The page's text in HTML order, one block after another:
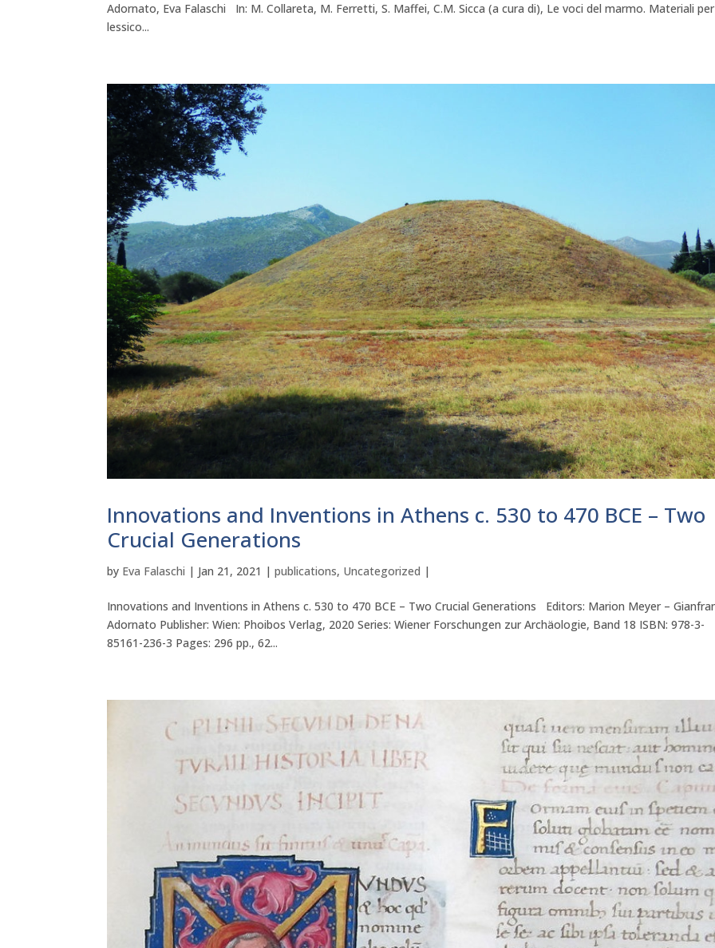
Adornato, Eva Falaschi In: M. Collareta, M. Ferretti, S. Maffei, C.M. Sicca (a cura di), Le voci del marmo. Materiali
lessico...
Innovations and Inventions in Athens c. 530 to 470 BCE – Two
Crucial Generations
by Eva Falaschi | Jan 21, 2021 |publications, Uncategorized |
Innovations and Inventions in Athens c. 530 to 470 BCE – Two Crucial Generations Editors: Marion Meyer –
Adornato Publisher: Wien: Phoibos Verlag, 2020 Series: Wiener Forschungen zur Archäologie, Band 18 ISBN: 978-3-
85161-236-3 Pages: 296 pp., 62...